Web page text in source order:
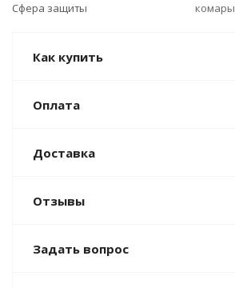
Сфера защиты
комары
Как купить
Оплата
Доставка
Отзывы
Задать вопрос